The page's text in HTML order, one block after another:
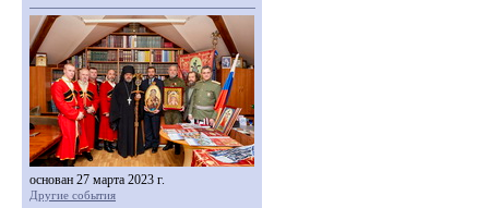
основан 27 марта 2023 г.
Другие события